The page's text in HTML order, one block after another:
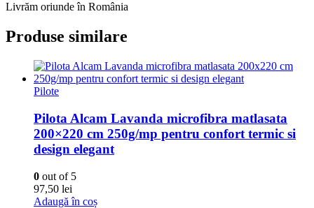
Livrăm oriunde în România
Produse similare
Pilote
Pilota Alcam Lavanda microfibra matlasata
200×220 cm 250g/mp pentru confort termic si
design elegant
0 out of 5
97,50 lei
Adaugă în coș